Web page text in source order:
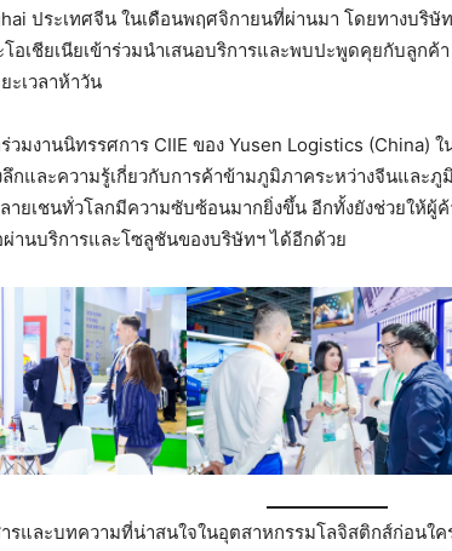
ประเทศจีน ในเดือนพฤศจิกายนที่ผ่านมา โดยทางบริ
โอเชียเนียเข้าร่วมนำเสนอบริการและพบปะพูดคุยกับลูกค้
ะเวลาห้าวัน
วมงานนิทรรศการ CIIE ของ Yusen Logistics (China)
กและความรู้เกี่ยวกับการค้าข้ามภูมิภาคระหว่างจีนและภูมิ
ยเชนทั่วโลกมีความซับซ้อนมากยิ่งขึ้น อีกทั้งยังช่วยให้ผู้
านบริการและโซลูชันของบริษัทฯ ได้อีกด้วย
รและบทความที่น่าสนใจในอุตสาหกรรมโลจิสติกส์ก่อนใ